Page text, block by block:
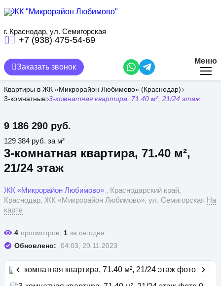
содержанию
г. Краснодар, ул. Семигорская
+7 (938) 475-54-69
Заказать звонок
Меню
Квартиры в ЖК «Микрорайон Любимово» (Краснодар)
3-комнатные 3-комнатная квартира, 71.40 м², 21/24 этаж
3-комнатная квартира, 71.40 м²,
21/24 этаж
9 186 290 руб.
ЖК «Микрорайон Любимово» , Краснодарский край,
Краснодар, ЖК «Микрорайон Любимово», ул. Семигорская На
карте
129 384 руб. за м²
4 просмотров, 1 за сегодня
Обновлено:
04:03, 20.11.2023